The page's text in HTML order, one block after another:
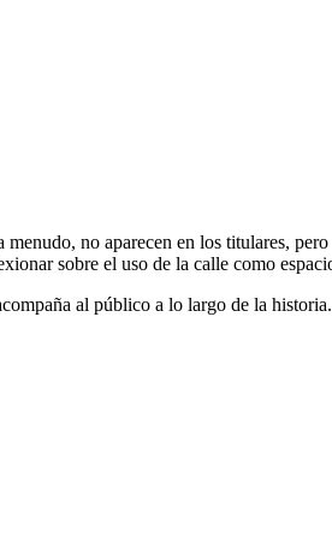
no aparecen en los titulares,
sobre el uso de la calle como
al público a lo largo de la historia.